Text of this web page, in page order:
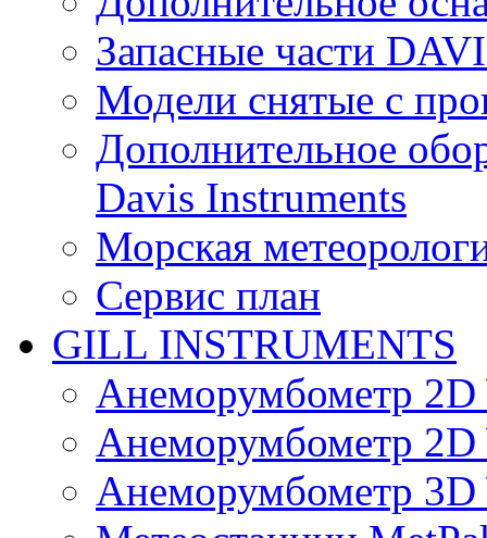
Запасные части
Модели снятые с
Дополнительное
Davis Instruments
Морская
Сервис план
GILL INSTRUMENTS
Анеморумбометр 2D
Анеморумбометр 2D
Анеморумбометр 3D